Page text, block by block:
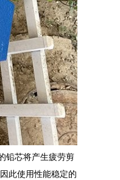
铅芯将产生疲劳剪
此使用性能稳定的